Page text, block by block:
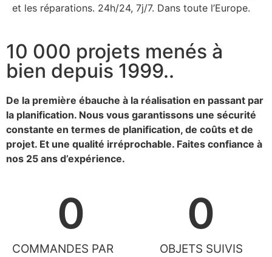
et les réparations. 24h/24, 7j/7. Dans toute l’Europe.
10 000 projets menés à
bien depuis 1999..
De la première ébauche à la réalisation en passant par
la planification. Nous vous garantissons une sécurité
constante en termes de planification, de coûts et de
projet. Et une qualité irréprochable. Faites confiance à
nos 25 ans d’expérience.
COMMANDES PAR
0
OBJETS SUIVIS
0